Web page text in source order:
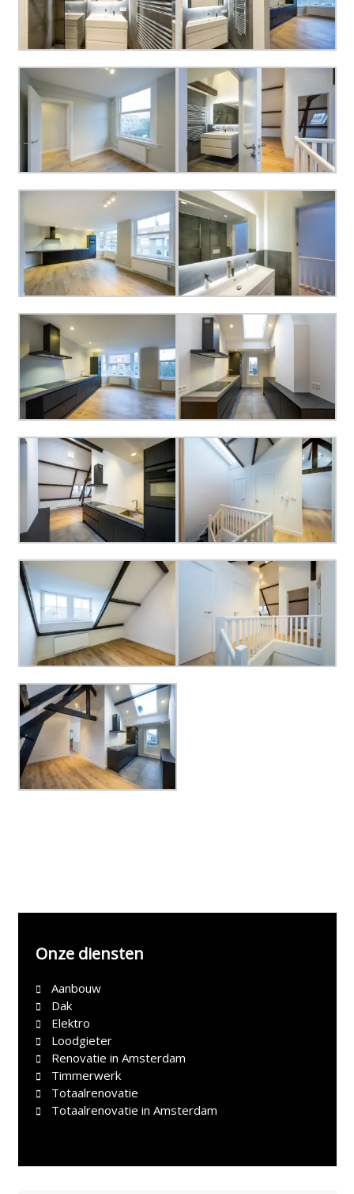
Onze diensten
Aanbouw
Dak
Elektro
Loodgieter
Renovatie in Amsterdam
Timmerwerk
Totaalrenovatie
Totaalrenovatie in Amsterdam